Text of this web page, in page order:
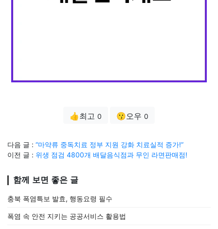
👍최고 0 😗오우 0
다음 글 : “마약류 중독치료 정부 지원 강화 치료실적 증가!”
이전 글 : 위생 점검 4800개 배달음식점과 무인 라면판매점!
함께 보면 좋은 글
충북 폭염특보 발효, 행동요령 필수
폭염 속 안전 지키는 공공서비스 활용법